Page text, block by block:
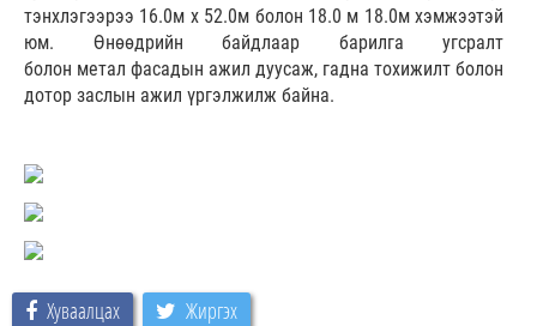
тэнхлэгээрээ 16.0м х 52.0м болон 18.0 м 18.0м хэмжээтэй
юм. Өнөөдрийн байдлаар барилга угсралт
болон метал фасадын ажил дуусаж, гадна тохижилт болон
дотор заслын ажил үргэлжилж байна.
Хуваалцах Жиргэх